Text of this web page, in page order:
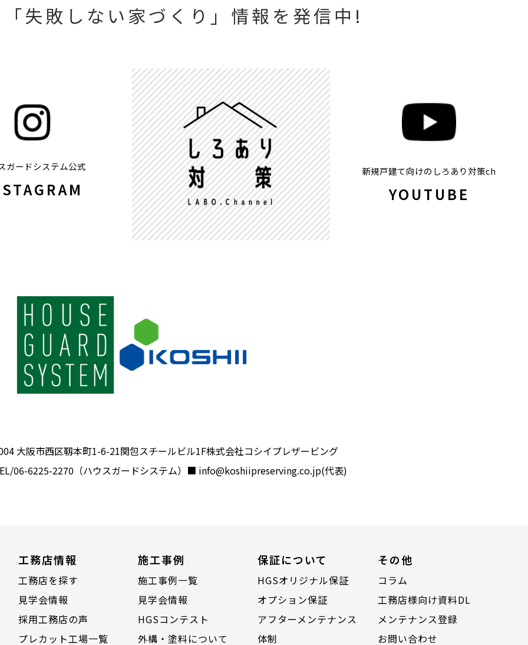
失敗しない家づくり」情報を発信中!
ガードシステム公式 新規戸建て向けのしろあり対策ch
YOUTUBE
大阪市西区靱本町1-6-21関包スチールビル1F株式会社コシイプレザービング
06-6225-2270 （ハウスガードシステム）■ info@koshiipreserving.co.jp(代表)
工務店情報
工務店を探す
見学会情報
採用工務店の声
プレカット工場一覧
施工事例
施工事例一覧
見学会情報
HGSコンテスト
外構・塗料について
保証について
HGSオリジナル保証
オプション保証
アフターメンテナンス
体制
その他
コラム
工務店様向け資料DL
メンテナンス登録
お問い合わせ